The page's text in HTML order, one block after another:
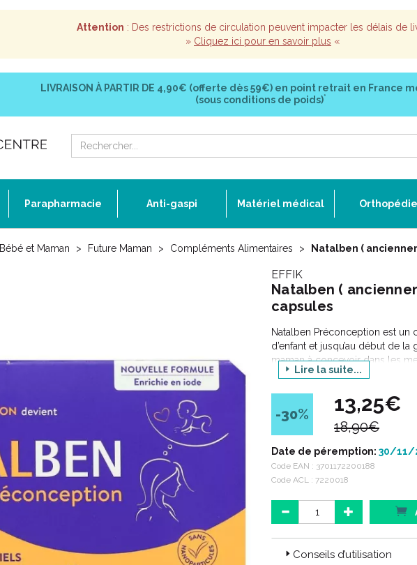
Attention : Des restrictions de circulation peuvent impacter les délais de
» Cliquez ici pour en savoir plus «
LIVRAISON À PARTIR DE 4,90€ (offerte dès 59€) en point retrait en France
(sous conditions de poids)*
Parapharmacie Anti-gaspi Matériel médical Orthopédie
Bébé et Maman Future Maman Compléments Alimentaires Natalben (
EFFIK
Natalben (
capsules
Natalben Préconception est
d’enfant et jusqu’au début de
maman à concevoir dans les
apporte des nutriments
anomalies du tube neural. La
ainsi que le zinc, contribuant à
partie de sa formule. Natalben
minéraux pour favoriser un bon
Lire la suite...
-30% 13,25€
18,90€
Date de péremption: 30/11/
Code EAN : 3701172200188
Code ACL : 7220018
Conseils d’utilisation